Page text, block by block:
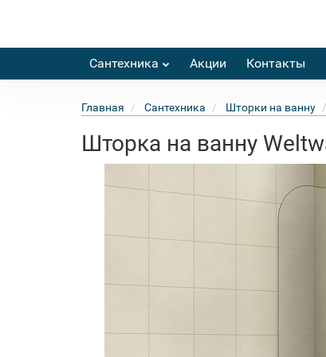
Сантехника Акции Контакты
Главная Сантехника Шторки на ванну
Шторка на ванну